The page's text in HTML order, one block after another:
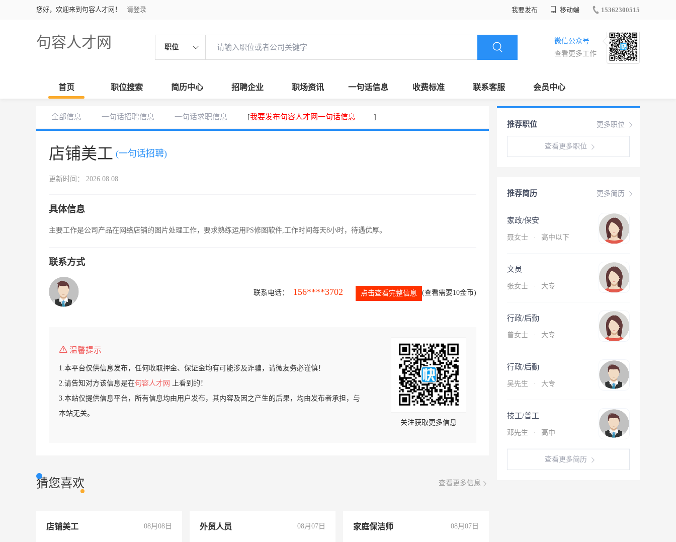
您好，欢迎来到句容人才网！ 请登录 我要发布 移动端 15362300515
句容人才网 职位
微信公众号
查看更多工作
首页 职位搜索 简历中心 招聘企业 职场资讯 一句话信息 收费标准 联系客服 会员中心
全部信息 一句话招聘信息 一句话求职信息 [我要发布句容人才网一句话信息 ]
店铺美工 (一句话招聘)
更新时间： 2026.08.08
具体信息
主要工作是公司产品在网络店铺的图片处理工作，要求熟练运用PS修图软件,工作时间每天8小时，待遇优厚。
联系方式
联系电话： 156****3702 点击查看完整信息 (查看需要10金币)
温馨提示
1.本平台仅供信息发布，任何收取押金、保证金均有可能涉及诈骗，请微友务必谨慎！
2.请告知对方该信息是在句容人才网
上看到的！
3.本站仅提供信息平台，所有信息均由用户发布，其内容及因之产生的后果，均由发布者承担，与
本站无关。
关注获取更多信息
猜您喜欢 查看更多信息
店铺美工 08月08日 外贸人员 08月07日 家庭保洁师 08月07日
更多职位
推荐职位
查看更多职位
更多简历
推荐简历
家政/保安
聂女士 · 高中以下
文员
张女士 · 大专
行政/后勤
曾女士 · 大专
行政/后勤
吴先生 · 大专
技工/普工
邓先生 · 高中
查看更多简历